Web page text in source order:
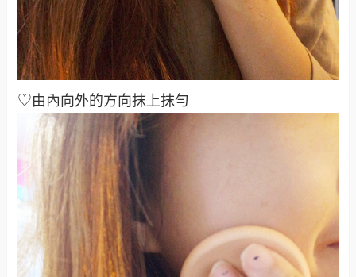
♡由內向外的方向抹上抹勻